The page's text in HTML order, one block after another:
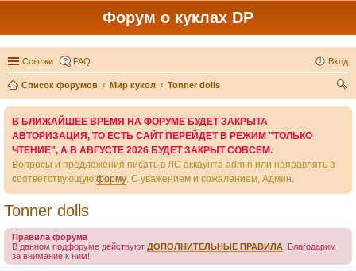
Форум о куклах DP
Ссылки FAQ Вход
Список форумов Мир кукол
Tonner dolls
В БЛИЖАЙШЕЕ ВРЕМЯ НА ФОРУМЕ БУДЕТ ЗАКРЫТА
АВТОРИЗАЦИЯ, ТО ЕСТЬ САЙТ ПЕРЕЙДЕТ В РЕЖИМ "ТОЛЬКО
ЧТЕНИЕ", А В АВГУСТЕ 2026 БУДЕТ ЗАКРЫТ СОВСЕМ.
Вопросы и предложения писать в ЛС аккаунта admin или направлять в
соответствующую форму. С уважением и сожалением, Админ.
Tonner dolls
Правила форума
В данном подфоруме действуют ДОПОЛНИТЕЛЬНЫЕ ПРАВИЛА . Благодарим
за внимание к ним!